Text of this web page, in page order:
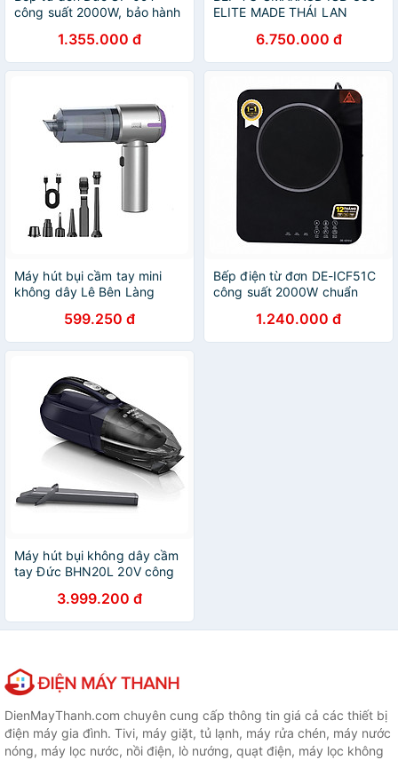
công suất 2000W, bảo hành
1.355.000 đ
ELITE MADE THÁI LAN
6.750.000 đ
Máy hút bụi cầm tay mini
không dây Lê Bên Làng
2 trong 1, công suất
12000Pa, pin sạc 2000mAh
cho 4h sử dụng - Hàng
599.250 đ
Bếp điện từ đơn DE-ICF51C
công suất 2000W chuẩn
1.240.000 đ
Máy hút bụi không dây cầm
tay Đức BHN20L 20V công
3.999.200 đ
DienMayThanh.com chuyên cung cấp thông tin giá cả các thiết bị
điện máy gia đình. Tivi, máy giặt, tủ lạnh, máy rửa chén, máy nước
nóng, máy lọc nước, nồi điện, lò nướng, quạt điện, máy lọc không